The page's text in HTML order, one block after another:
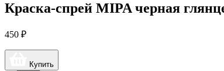
Краска-спрей MIPA черная
450 ₽
Купить